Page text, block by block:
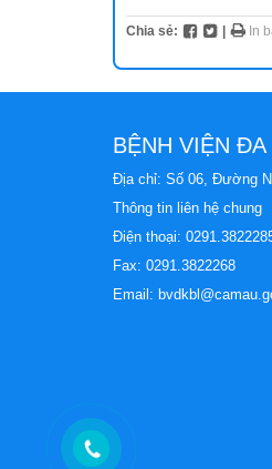
Chia sẻ: | In
BỆNH VIỆN ĐA
Địa chỉ: Số 06, Đường
Thông tin liên hệ chung
Điện thoại:
Fax: 0291.3822268
Email: